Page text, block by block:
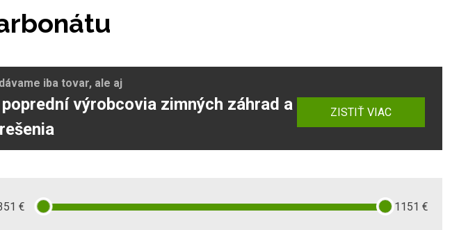
iba tovar, ale aj
výrobcovia zimných záhrad a
ZISTIŤ VIAC
€ 1151 €